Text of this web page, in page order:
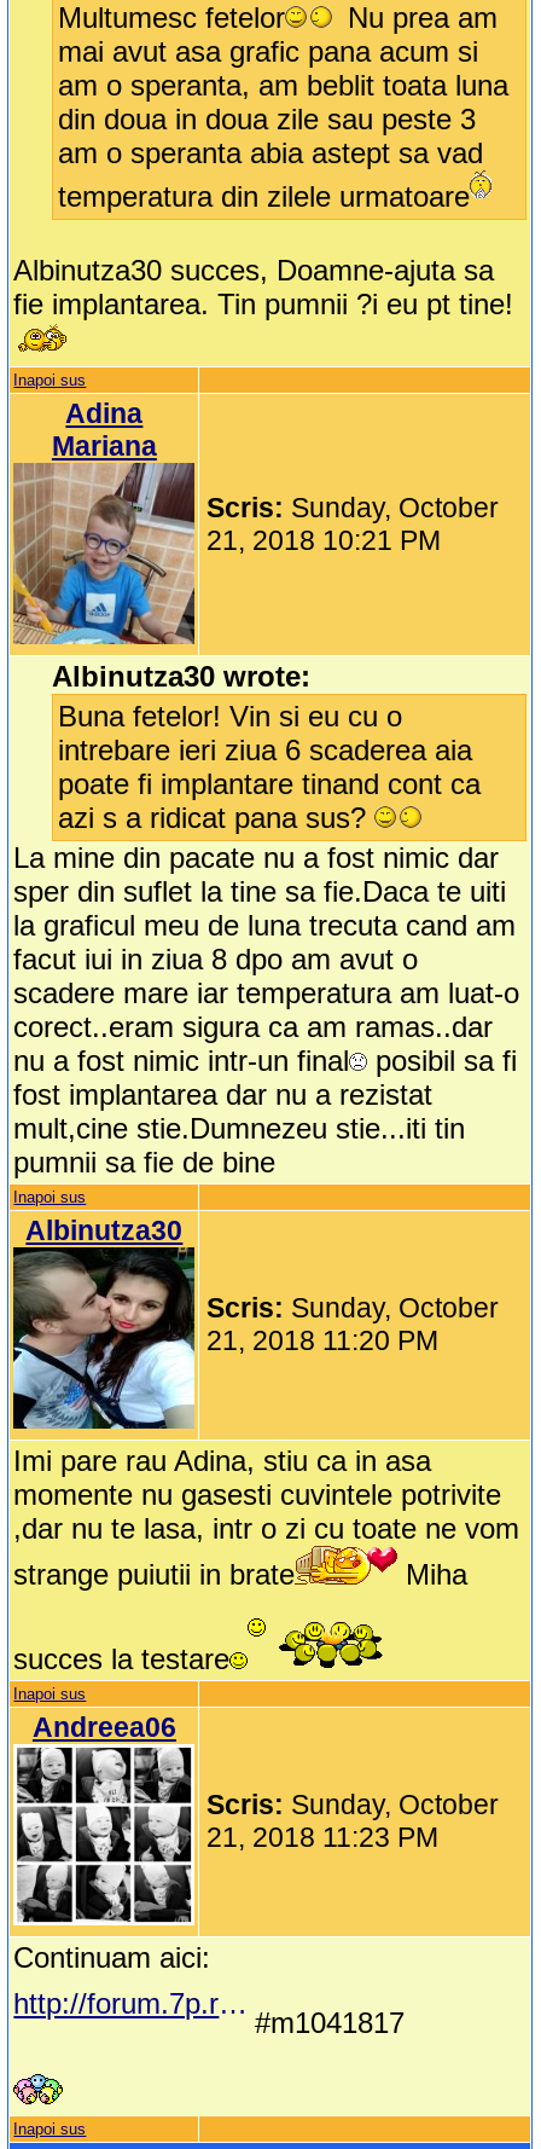
Multumesc fetelor
Nu prea am
mai avut asa grafic pana acum si
am o speranta, am beblit toata luna
din doua in doua zile sau peste 3
am o speranta abia astept sa vad
temperatura din zilele urmatoare
Albinutza30 succes, Doamne-ajuta sa
fie implantarea. Tin pumnii ?i eu pt tine!
Inapoi sus
Adina
Mariana
Scris: Sunday, October
21, 2018 10:21 PM
Albinutza30 wrote:
Buna fetelor! Vin si eu cu o
intrebare ieri ziua 6 scaderea aia
poate fi implantare tinand cont ca
azi s a ridicat pana sus?
La mine din pacate nu a fost nimic dar
sper din suflet la tine sa fie.Daca te uiti
la graficul meu de luna trecuta cand am
facut iui in ziua 8 dpo am avut o
scadere mare iar temperatura am luat-o
corect..eram sigura ca am ramas..dar
nu a fost nimic intr-un final
posibil sa fi
fost implantarea dar nu a rezistat
mult,cine stie.Dumnezeu stie...iti tin
pumnii sa fie de bine
Inapoi sus
Albinutza30
Scris: Sunday, October
21, 2018 11:20 PM
Imi pare rau Adina, stiu ca in asa
momente nu gasesti cuvintele potrivite
,dar nu te lasa, intr o zi cu toate ne vom
strange puiutii in brate
Miha
succes la testare
Inapoi sus
Andreea06
Scris: Sunday, October
21, 2018 11:23 PM
Continuam aici:
http://forum.7p.ro/clubul-aspirantelor---68.aspx?g=posts&m=1041817&goto
#m1041817
Inapoi sus